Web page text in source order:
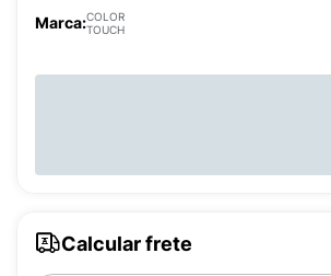
Marca:COLOR
TOUCH
Calcular frete